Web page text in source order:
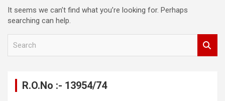
It seems we can’t find what you’re looking for. Perhaps
searching can help.
R.O.No :- 13954/74